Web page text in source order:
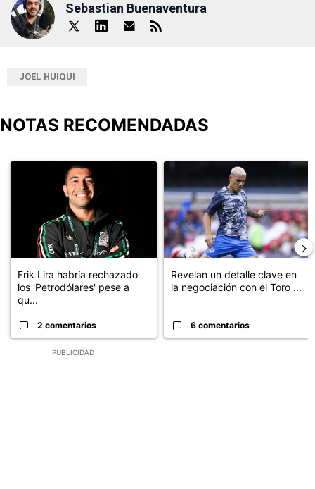
Sebastian Buenaventura
JOEL HUIQUI
NOTAS RECOMENDADAS
PUBLICIDAD
Un artículo de tendencia con el título "Erik Lira habría
Erik Lira habría rechazado
los 'Petrodólares' pese a
qu...
2 comentarios
Un artículo de tendencia con
Revelan un detalle clave en
la negociación con el Toro ...
6 comentarios